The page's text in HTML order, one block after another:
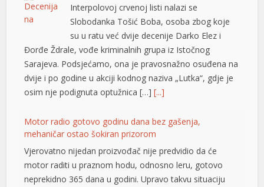
Interpolovoj crvenoj listi nalazi se
Slobodanka Tošić Boba, osoba zbog koje
su u ratu već dvije decenije Darko Elez i
Đorđe Ždrale, vođe kriminalnih grupa iz Istočnog
Sarajeva. Podsjećamo, ona je pravosnažno osuđena na
dvije i po godine u akciji kodnog naziva „Lutka“, gdje je
osim nje podignuta optužnica […][...]
Motor radio gotovo godinu dana bez gašenja,
mehaničar ostao šokiran prizorom
Vjerovatno nijedan proizvođač nije predvidio da će
motor raditi u praznom hodu, odnosno leru, gotovo
neprekidno 365 dana u godini. Upravo takvu situaciju